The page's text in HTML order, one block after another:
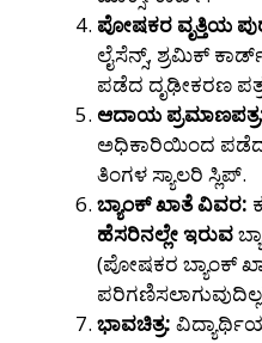
ಪೋಷಕರ ವೃತ್ತಿಯ
ಲೈಸೆನ್ಸ್, ಶ್ರಮಿಕ್
ಪಡೆದ ದೃಢೀಕರಣ
ಆದಾಯ
ಅಧಿಕಾರಿಯಿಂದ ಪಡೆದ
ತಿಂಗಳ ಸ್ಯಾಲರಿ ಸ್ಲಿಪ್.
ಬ್ಯಾಂಕ್ ಖಾತೆ ವಿವರ:
ಹೆಸರಿನಲ್ಲೇ ಇರುವ
(ಪೋಷಕರ ಬ್ಯಾಂಕ್
ಭಾವಚಿತ್ರ: